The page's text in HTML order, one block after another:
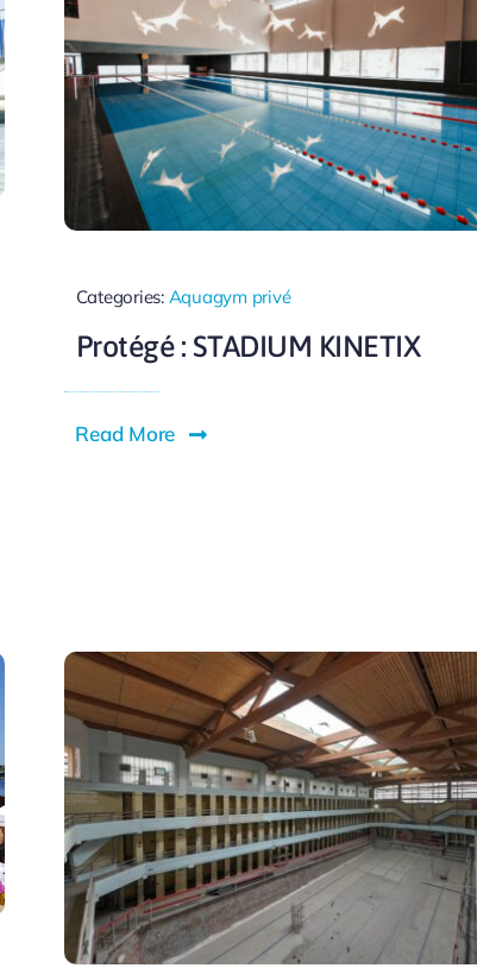
Categories: Aquagym privé
Protégé : STADIUM KINETIX
Read More